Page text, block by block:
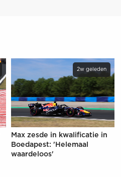
2w geleden
Max zesde in kwalificatie in
Boedapest: 'Helemaal
waardeloos'